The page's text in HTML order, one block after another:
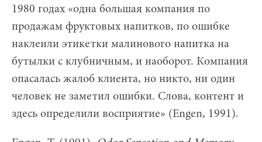
1980 годах «одна большая компания по
продажам фруктовых напитков, по ошибке
наклеили этикетки малинового напитка на
бутылки с клубничным, и наоборот. Компания
опасалась жалоб клиента, но никто, ни один
человек не заметил ошибки. Слова, контент и
здесь определили восприятие» (Engen, 1991).